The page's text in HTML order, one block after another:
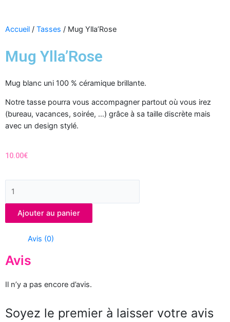
Accueil / Tasses / Mug Ylla’Rose
Mug Ylla’Rose
Mug blanc uni 100 % céramique brillante.
Notre tasse pourra vous accompagner partout où vous irez
(bureau, vacances, soirée, …) grâce à sa taille discrète mais
avec un design stylé.
10.00€
Ajouter au panier
Avis (0)
Avis
Il n’y a pas encore d’avis.
Soyez le premier à laisser votre avis